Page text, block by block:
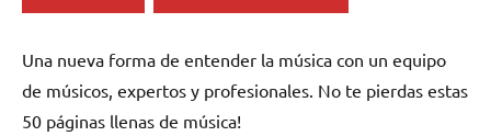
Una nueva forma de entender la música con un equipo
de músicos, expertos y profesionales. No te pierdas estas
50 páginas llenas de música!